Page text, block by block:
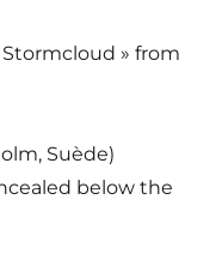
Stormcloud » from
Suède)
below the